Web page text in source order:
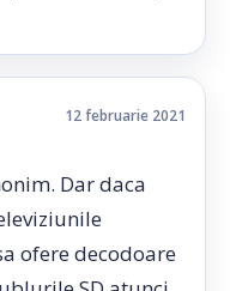
12 februarie 2021
Dar daca
ofere decodoare